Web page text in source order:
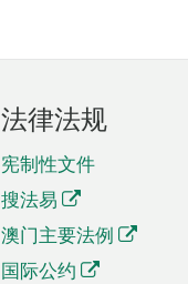
法律法规
宪制性文件
搜法易
澳门主要法例
国际公约